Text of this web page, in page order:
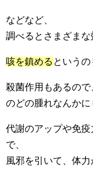
などなど、
調べるとさまざまな
咳を鎮める というの
殺菌作用もあるので
のどの腫れなんかに
代謝のアップや免
で、
風邪を引いて、体力